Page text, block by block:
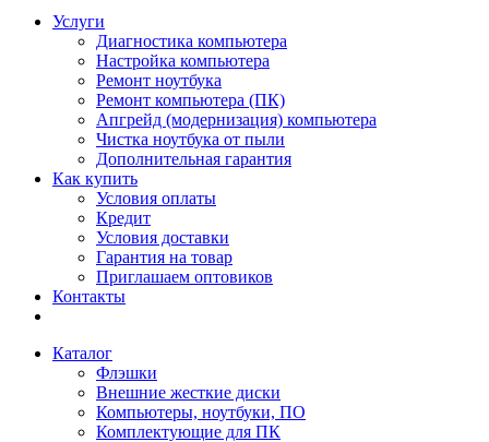
Услуги
Диагностика компьютера
Настройка компьютера
Ремонт ноутбука
Ремонт компьютера (ПК)
Апгрейд (модернизация) компьютера
Чистка ноутбука от пыли
Дополнительная гарантия
Как купить
Условия оплаты
Кредит
Условия доставки
Гарантия на товар
Приглашаем оптовиков
Контакты
Каталог
Флэшки
Внешние жесткие диски
Компьютеры, ноутбуки, ПО
Комплектующие для ПК